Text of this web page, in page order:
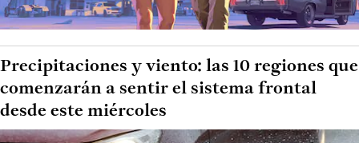
Precipitaciones y viento: las 10 regiones que
comenzarán a sentir el sistema frontal
desde este miércoles